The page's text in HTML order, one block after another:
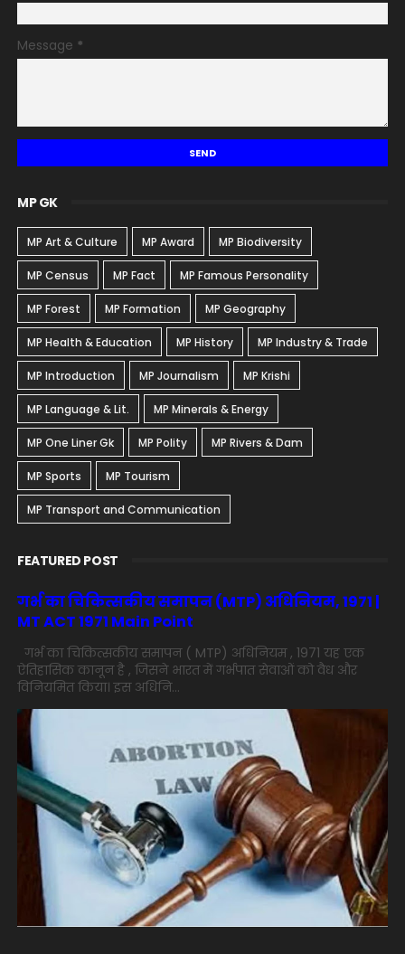
Message *
MP GK
MP Art & Culture MP Award MP Biodiversity
MP Census MP Fact MP Famous Personality
MP Forest MP Formation MP Geography
MP Health & Education MP History MP Industry & Trade
MP Introduction MP Journalism MP Krishi
MP Language & Lit. MP Minerals & Energy
MP One Liner Gk MP Polity MP Rivers & Dam
MP Sports MP Tourism
MP Transport and Communication
FEATURED POST
गर्भ का चिकित्सकीय समापन (MTP) अधिनियम, 1971 |
MT ACT 1971 Main Point
गर्भ का चिकित्सकीय समापन ( MTP) अधिनियम , 1971 यह एक
ऐतिहासिक कानून है , जिसने भारत में गर्भपात सेवाओं को वैध और
विनियमित किया। इस अधिनि...